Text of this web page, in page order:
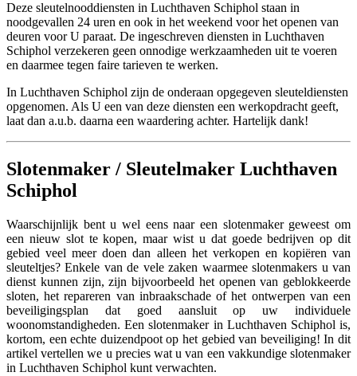
Deze sleutelnooddiensten in Luchthaven Schiphol staan in
noodgevallen 24 uren en ook in het weekend voor het openen van
deuren voor U paraat. De ingeschreven diensten in Luchthaven
Schiphol verzekeren geen onnodige werkzaamheden uit te voeren
en daarmee tegen faire tarieven te werken.
In Luchthaven Schiphol zijn de onderaan opgegeven sleuteldiensten
opgenomen. Als U een van deze diensten een werkopdracht geeft,
laat dan a.u.b. daarna een waardering achter. Hartelijk dank!
Slotenmaker / Sleutelmaker Luchthaven
Schiphol
Waarschijnlijk bent u wel eens naar een slotenmaker geweest om
een nieuw slot te kopen, maar wist u dat goede bedrijven op dit
gebied veel meer doen dan alleen het verkopen en kopiëren van
sleuteltjes? Enkele van de vele zaken waarmee slotenmakers u van
dienst kunnen zijn, zijn bijvoorbeeld het openen van geblokkeerde
sloten, het repareren van inbraakschade of het ontwerpen van een
beveiligingsplan dat goed aansluit op uw individuele
woonomstandigheden. Een slotenmaker in Luchthaven Schiphol is,
kortom, een echte duizendpoot op het gebied van beveiliging! In dit
artikel vertellen we u precies wat u van een vakkundige slotenmaker
in Luchthaven Schiphol kunt verwachten.